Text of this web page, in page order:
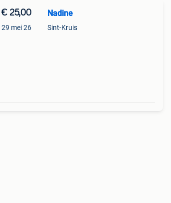
€ 25,00
29 mei 26
Nadine
Sint-Kruis